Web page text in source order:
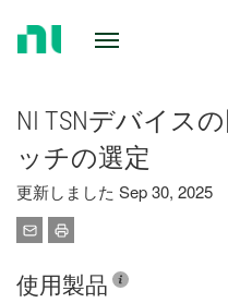
NI TSNデバイス
ッチの選定
更新しました Sep 30, 2025
使用製品